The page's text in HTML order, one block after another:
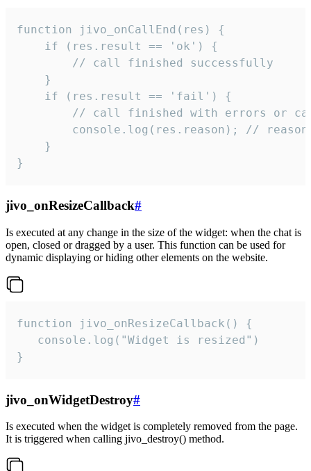
function jivo_onCallEnd(res) {
    if (res.result == 'ok') {
        // call finished successfully
    }
    if (res.result == 'fail') {
// call finished with errors or
console.log(res.reason); //
    }
}
jivo_onResizeCallback#
Is executed at any change in the size of the widget: when the chat is
open, closed or dragged by a user. This function can be used for
dynamic displaying or hiding other elements on the website.
function jivo_onResizeCallback() {
   console.log("Widget is resized")
}
jivo_onWidgetDestroy#
Is executed when the widget is completely removed from the page.
It is triggered when calling jivo_destroy() method.